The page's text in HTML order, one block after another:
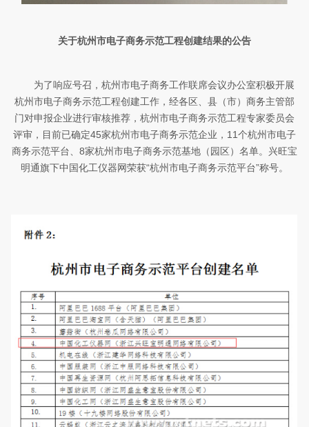
关于杭州市电子商务示范工程创建结果的公告
为了响应号召，杭州市电子商务工作联席会议办公室积极开展
杭州市电子商务示范工程创建工作，经各区、县（市）商务主管部
门对申报企业进行审核推荐，杭州市电子商务示范工程专家委员会
评审，目前已确定45家杭州市电子商务示范企业，11个杭州市电子
商务示范平台、8家杭州市电子商务示范基地（园区）名单。兴旺宝
明通旗下中国化工仪器网荣获“杭州市电子商务示范平台”称号。